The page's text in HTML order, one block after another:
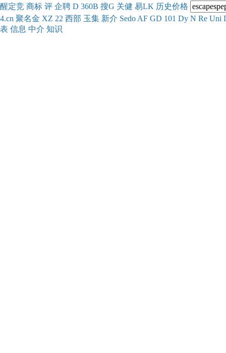
醒定竞 商标 评 企聘 D 360B 搜G 关健 易LK 历史价格
4.cn 聚名金 XZ 22 西部 玉集 新介 Sedo AF GD 101 Dy N Re Uni
表 信息 中介 知识